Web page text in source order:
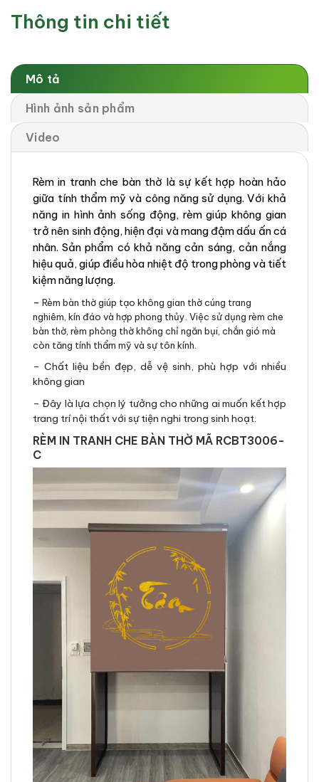
Thông tin chi tiết
Mô tả
Hình ảnh sản phẩm
Video
Rèm in tranh che bàn thờ là sự kết hợp hoàn hảo
giữa tính thẩm mỹ và công năng sử dụng. Với khả
năng in hình ảnh sống động, rèm giúp không gian
trở nên sinh động, hiện đại và mang đậm dấu ấn cá
nhân. Sản phẩm có khả năng cản sáng, cản nắng
hiệu quả, giúp điều hòa nhiệt độ trong phòng và tiết
kiệm năng lượng.
– Rèm bàn thờ giúp tạo không gian thờ cúng trang
nghiêm, kín đáo và hợp phong thủy. Việc sử dụng rèm che
bàn thờ, rèm phòng thờ không chỉ ngăn bụi, chắn gió mà
còn tăng tính thẩm mỹ và sự tôn kính.
– Chất liệu bền đẹp, dễ vệ sinh, phù hợp với nhiều
không gian
– Đây là lựa chọn lý tưởng cho những ai muốn kết hợp
trang trí nội thất với sự tiện nghi trong sinh hoạt.
RÈM IN TRANH CHE BÀN THỜ MÃ RCBT3006-
C